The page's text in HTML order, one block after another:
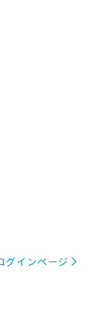
グインページ